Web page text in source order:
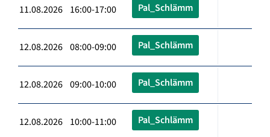
11.08.2026 16:00-17:00 Pal_Schlämm
12.08.2026 08:00-09:00 Pal_Schlämm
12.08.2026 09:00-10:00 Pal_Schlämm
12.08.2026 10:00-11:00 Pal_Schlämm